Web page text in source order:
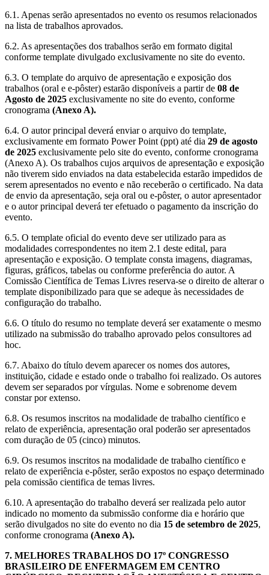
6.1. Apenas serão apresentados no evento os resumos relacionados
na lista de trabalhos aprovados.
6.2. As apresentações dos trabalhos serão em formato digital
conforme template divulgado exclusivamente no site do evento.
6.3. O template do arquivo de apresentação e exposição dos
trabalhos (oral e e-pôster) estarão disponíveis a partir de 08 de
Agosto de 2025 exclusivamente no site do evento, conforme
cronograma (Anexo A).
6.4. O autor principal deverá enviar o arquivo do template,
exclusivamente em formato Power Point (ppt) até dia 29 de agosto
de 2025 exclusivamente pelo site do evento, conforme cronograma
(Anexo A). Os trabalhos cujos arquivos de apresentação e exposição
não tiverem sido enviados na data estabelecida estarão impedidos de
serem apresentados no evento e não receberão o certificado. Na data
de envio da apresentação, seja oral ou e-pôster, o autor apresentador
e o autor principal deverá ter efetuado o pagamento da inscrição do
evento.
6.5. O template oficial do evento deve ser utilizado para as
modalidades correspondentes no item 2.1 deste edital, para
apresentação e exposição. O template consta imagens, diagramas,
figuras, gráficos, tabelas ou conforme preferência do autor. A
Comissão Científica de Temas Livres reserva-se o direito de alterar o
template disponibilizado para que se adeque às necessidades de
configuração do trabalho.
6.6. O título do resumo no template deverá ser exatamente o mesmo
utilizado na submissão do trabalho aprovado pelos consultores ad
hoc.
6.7. Abaixo do título devem aparecer os nomes dos autores,
instituição, cidade e estado onde o trabalho foi realizado. Os autores
devem ser separados por vírgulas. Nome e sobrenome devem
constar por extenso.
6.8. Os resumos inscritos na modalidade de trabalho científico e
relato de experiência, apresentação oral poderão ser apresentados
com duração de 05 (cinco) minutos.
6.9. Os resumos inscritos na modalidade de trabalho científico e
relato de experiência e-pôster, serão expostos no espaço determinado
pela comissão cientifica de temas livres.
6.10. A apresentação do trabalho deverá ser realizada pelo autor
indicado no momento da submissão conforme dia e horário que
serão divulgados no site do evento no dia 15 de setembro de 2025,
conforme cronograma (Anexo A).
7. MELHORES TRABALHOS DO 17º CONGRESSO
BRASILEIRO DE ENFERMAGEM EM CENTRO